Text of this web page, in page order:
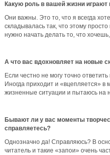
Какую роль в вашей жизни играют
Они важны. Это то, что я всегда
складывалась так, что этому
нужно начать делать то, что
А что вас вдохновляет на новые
Если честно не могу точно
Иногда приходит и «вцепляется»
жизненные ситуации и пытаюсь на
Бывают ли у вас моменты
справляетесь?
Однозначно да! Справляюсь? В
читатель и такие «запои» очень